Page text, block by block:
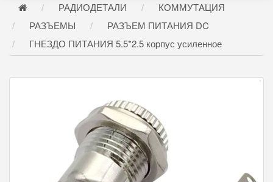
РАДИОДЕТАЛИ
КОММУТАЦИЯ
РАЗЪЕМЫ
РАЗЪЕМ ПИТАНИЯ DC
ГНЕЗДО ПИТАНИЯ 5.5*2.5 коpпус усиленное